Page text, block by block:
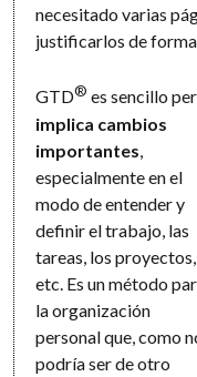
necesitado varias
justificarlos de
GTD® es sencillo
implica cambios
importantes
especialmente en el
modo de entender y
definir el trabajo, las
tareas, los proyectos,
etc. Es un método
la organización
personal que, como
podría ser de otro